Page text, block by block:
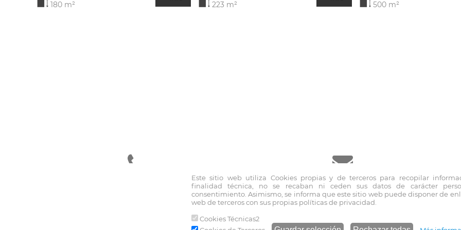
180 m² 223 m² 500 m²
inmo@fernandoblancoapi.com
Este sitio web utiliza Cookies propias y de terceros para recopilar
finalidad técnica, no se recaban ni ceden sus datos de carácter
consentimiento. Asimismo, se informa que este sitio web puede disponer de
web de terceros con sus propias políticas de privacidad.
Cookies Técnicas2